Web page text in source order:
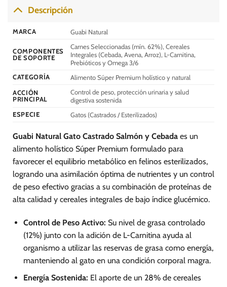
variantes.
pueden
elegir
página
producto
pueden
elegir
la
página
Descripción
MARCA Guabi Natural
COMPONENTES
DE SOPORTE
Carnes Seleccionadas (mín. 62%), Cereales
Integrales (Cebada, Avena, Arroz), L-Carnitina,
Prebióticos y Omega 3/6
CATEGORÍA
Alimento Súper Premium holístico y natural
ACCIÓN
PRINCIPAL
Control de peso, protección urinaria y salud
digestiva sostenida
ESPECIE
Gatos (Castrados / Esterilizados)
Guabi Natural Gato Castrado Salmón y Cebada es un
alimento holístico Súper Premium formulado para
favorecer el equilibrio metabólico en felinos esterilizados,
logrando una asimilación óptima de nutrientes y un control
de peso efectivo gracias a su combinación de proteínas de
alta calidad y cereales integrales de bajo índice glucémico.
Control de Peso Activo: Su nivel de grasa controlado
(12%) junto con la adición de L-Carnitina ayuda al
organismo a utilizar las reservas de grasa como energía,
manteniendo al gato en una condición corporal magra.
Energía Sostenida: El aporte de un 28% de cereales